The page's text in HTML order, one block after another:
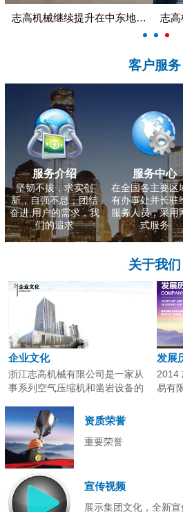
志高机械继续提升在中东地区的市...
客户服务
服务介绍
坚韧不拔，求实创
新，自强不息，团结
奋进,用户的需求，我
们的追求
服务中心
在全国各主要区
有办事处并长驻
服务人员，采用
式服务
关于我们
企业文化
浙江志高机械有限公司是一家从
事系列空气压缩机和凿岩设备的
的专业机构。产品广泛应用于工
业气源、各类矿山开采和工程项
目建设。企业以技术开发为核
心，...
发展
2014
易有
资质荣誉
重要荣誉
宣传视频
展示集团文化，全新